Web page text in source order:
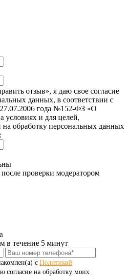
отзыв», я даю свое согласие
данных, в соответствии с
года №152-ФЗ «О
условиях и для целей,
обработку персональных данных
проверки модератором
в течение 5 минут
с Политикой
согласие на обработку моих